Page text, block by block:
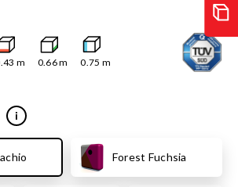
m 0.66m 0.75 m
i
Forest Fuchsia